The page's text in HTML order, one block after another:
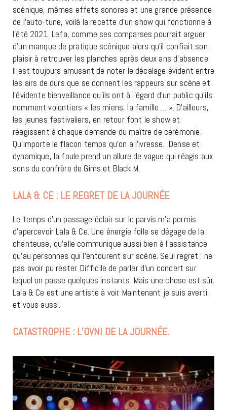
scénique, mêmes effets sonores et une grande présence
de l’auto-tune, voilà la recette d’un show qui fonctionne à
l’été 2021. Lefa, comme ses comparses pourrait arguer
d’un manque de pratique scénique alors qu’il confiait son
plaisir à retrouver les planches après deux ans d’absence.
Il est toujours amusant de noter le décalage évident entre
les airs de durs que se donnent les rappeurs sur scène et
l’évidente bienveillance qu’ils ont à l’égard d’un public qu’ils
nomment volontiers « les miens, la famille … ». D’ailleurs,
les jeunes festivaliers, en retour font le show et
réagissent à chaque demande du maître de cérémonie.
Qu’importe le flacon temps qu’on a l’ivresse. Dense et
dynamique, la foule prend un allure de vague qui réagis aux
sons du confrère de Gims et Black M.
LALA & CE : LE REGRET DE LA JOURNÉE
Le temps d’un passage éclair sur le parvis m’a permis
d’apercevoir Lala & Ce. Une énergie folle se dégage de la
chanteuse, qu’elle communique aussi bien à l’assistance
qu’au personnes qui l’entourent sur scène. Seul regret : ne
pas avoir pu rester. Difficile de parler d’un concert sur
lequel on passe quelques instants. Mais une chose est sûr,
Lala & Ce est une artiste à voir. Maintenant je suis averti,
et vous aussi.
CATASTROPHE : L’OVNI DE LA JOURNÉE.